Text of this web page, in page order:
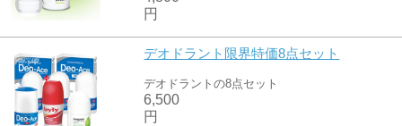
円
デオドラント限界特価8点セット
デオドラントの8点セット
6,500
円